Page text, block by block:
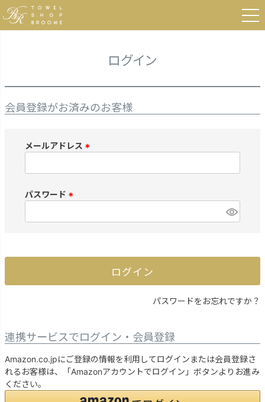
HOME ログイン
ログイン
会員登録がお済みのお客様
メールアドレス
必
)
パスワード
必
ログイン
パスワードをお忘れですか？
連携サービスでログイン・会員登録
Amazon.co.jpにご登録の情報を利用してログインまたは会員登録さ
れるお客様は、「Amazonアカウントでログイン」ボタンよりお進み
ください。